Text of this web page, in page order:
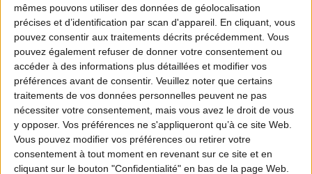
mêmes pouvons utiliser des données de géolocalisation
précises et d’identification par scan d'appareil. En cliquant, vous
pouvez consentir aux traitements décrits précédemment. Vous
pouvez également refuser de donner votre consentement ou
accéder à des informations plus détaillées et modifier vos
préférences avant de consentir. Veuillez noter que certains
traitements de vos données personnelles peuvent ne pas
nécessiter votre consentement, mais vous avez le droit de vous
y opposer. Vos préférences ne s'appliqueront qu’à ce site Web.
Vous pouvez modifier vos préférences ou retirer votre
consentement à tout moment en revenant sur ce site et en
cliquant sur le bouton "Confidentialité" en bas de la page Web.